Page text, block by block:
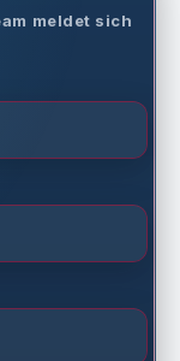
meldet sich